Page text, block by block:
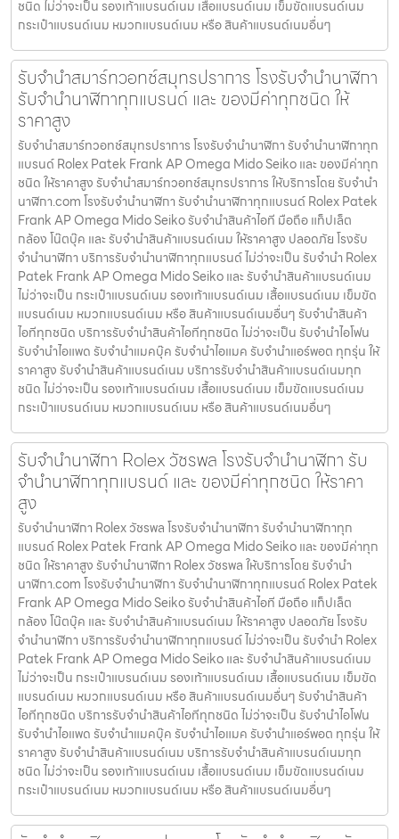
ชนิด ไม่ว่าจะเป็น รองเท้าแบรนด์เนม เสื้อแบรนด์เนม เข็มขัดแบรนด์เนม
กระเป๋าแบรนด์เนม หมวกแบรนด์เนม หรือ สินค้าแบรนด์เนมอื่นๆ
รับจำนำสมาร์ทวอทช์สมุทรปราการ โรงรับจำนำนาฬิกา
รับจำนำนาฬิกาทุกแบรนด์ และ ของมีค่าทุกชนิด ให้
ราคาสูง
รับจำนำสมาร์ทวอทช์สมุทรปราการ โรงรับจำนำนาฬิกา รับจำนำนาฬิกาทุก
แบรนด์ Rolex Patek Frank AP Omega Mido Seiko และ ของมีค่าทุก
ชนิด ให้ราคาสูง รับจำนำสมาร์ทวอทช์สมุทรปราการ ให้บริการโดย รับจํานํา
นาฬิกา.com โรงรับจำนำนาฬิกา รับจำนำนาฬิกาทุกแบรนด์ Rolex Patek
Frank AP Omega Mido Seiko รับจำนำสินค้าไอที มือถือ แท็ปเล็ต
กล้อง โน๊ตบุ๊ค และ รับจำนำสินค้าแบรนด์เนม ให้ราคาสูง ปลอดภัย โรงรับ
จำนำนาฬิกา บริการรับจำนำนาฬิกาทุกแบรนด์ ไม่ว่าจะเป็น รับจำนำ Rolex
Patek Frank AP Omega Mido Seiko และ รับจำนำสินค้าแบรนด์เนม
ไม่ว่าจะเป็น กระเป๋าแบรนด์เนม รองเท้าแบรนด์เนม เสื้อแบรนด์เนม เข็มขัด
แบรนด์เนม หมวกแบรนด์เนม หรือ สินค้าแบรนด์เนมอื่นๆ รับจำนำสินค้า
ไอทีทุกชนิด บริการรับจำนำสินค้าไอทีทุกชนิด ไม่ว่าจะเป็น รับจำนำไอโฟน
รับจำนำไอแพด รับจำนำแมคบุ๊ค รับจำนำไอแมค รับจำนำแอร์พอต ทุกรุ่น ให้
ราคาสูง รับจำนำสินค้าแบรนด์เนม บริการรับจำนำสินค้าแบรนด์เนมทุก
ชนิด ไม่ว่าจะเป็น รองเท้าแบรนด์เนม เสื้อแบรนด์เนม เข็มขัดแบรนด์เนม
กระเป๋าแบรนด์เนม หมวกแบรนด์เนม หรือ สินค้าแบรนด์เนมอื่นๆ
รับจำนำนาฬิกา Rolex วัชรพล โรงรับจำนำนาฬิกา รับ
จำนำนาฬิกาทุกแบรนด์ และ ของมีค่าทุกชนิด ให้ราคา
สูง
รับจำนำนาฬิกา Rolex วัชรพล โรงรับจำนำนาฬิกา รับจำนำนาฬิกาทุก
แบรนด์ Rolex Patek Frank AP Omega Mido Seiko และ ของมีค่าทุก
ชนิด ให้ราคาสูง รับจำนำนาฬิกา Rolex วัชรพล ให้บริการโดย รับจํานํา
นาฬิกา.com โรงรับจำนำนาฬิกา รับจำนำนาฬิกาทุกแบรนด์ Rolex Patek
Frank AP Omega Mido Seiko รับจำนำสินค้าไอที มือถือ แท็ปเล็ต
กล้อง โน๊ตบุ๊ค และ รับจำนำสินค้าแบรนด์เนม ให้ราคาสูง ปลอดภัย โรงรับ
จำนำนาฬิกา บริการรับจำนำนาฬิกาทุกแบรนด์ ไม่ว่าจะเป็น รับจำนำ Rolex
Patek Frank AP Omega Mido Seiko และ รับจำนำสินค้าแบรนด์เนม
ไม่ว่าจะเป็น กระเป๋าแบรนด์เนม รองเท้าแบรนด์เนม เสื้อแบรนด์เนม เข็มขัด
แบรนด์เนม หมวกแบรนด์เนม หรือ สินค้าแบรนด์เนมอื่นๆ รับจำนำสินค้า
ไอทีทุกชนิด บริการรับจำนำสินค้าไอทีทุกชนิด ไม่ว่าจะเป็น รับจำนำไอโฟน
รับจำนำไอแพด รับจำนำแมคบุ๊ค รับจำนำไอแมค รับจำนำแอร์พอต ทุกรุ่น ให้
ราคาสูง รับจำนำสินค้าแบรนด์เนม บริการรับจำนำสินค้าแบรนด์เนมทุก
ชนิด ไม่ว่าจะเป็น รองเท้าแบรนด์เนม เสื้อแบรนด์เนม เข็มขัดแบรนด์เนม
กระเป๋าแบรนด์เนม หมวกแบรนด์เนม หรือ สินค้าแบรนด์เนมอื่นๆ